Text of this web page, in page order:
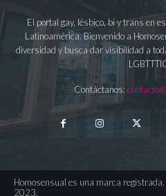
El portal gay, lésbico, bi y trans en
Latinoamérica. Bienvenido a
diversidad y busca dar visibilidad a
Contáctanos:
Homosensual es una marca
2023.